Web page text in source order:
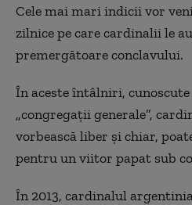
Cele mai mari indicii vor
zilnice pe care cardinalii le
premergătoare conclavului.
În aceste întâlniri, cunoscute
„congregaţii generale”,
vorbească liber şi chiar,
pentru un viitor papat sub
În 2013, cardinalul